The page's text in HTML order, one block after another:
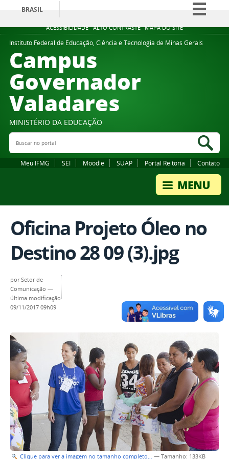
ACESSIBILIDADE ALTO CONTRASTE MAPA DO SITE
BRASIL
Simplifique!
Comunica BR
Instituto Federal de Educação, Ciência e Tecnologia de Minas Gerais
Campus
Governador
Valadares
MINISTÉRIO DA EDUCAÇÃO
Buscar no portal
Meu IFMG SEI Moodle SUAP Portal Reitoria Contato
Oficina Projeto Óleo no
Destino 28 09 (3).jpg
porSetor de
Comunicação —
última modificação
09/11/2017 09h09
Clique para ver a imagem no tamanho completo… — Tamanho: 133KB